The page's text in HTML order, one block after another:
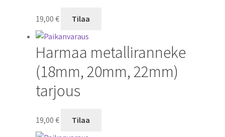
19,00 € Tilaa
Harmaa metalliranneke
(18mm, 20mm, 22mm)
tarjous
19,00 € Tilaa